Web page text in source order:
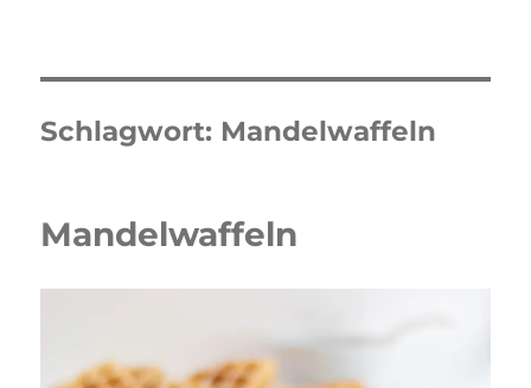
Schlagwort: Mandelwaffeln
Mandelwaffeln